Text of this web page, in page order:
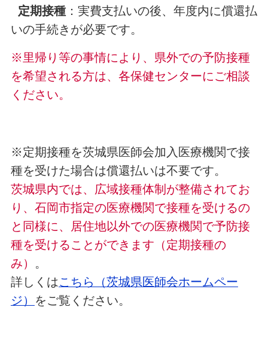
定期接種：実費支払いの後、年度内に償還払
いの手続きが必要です。
※里帰り等の事情により、県外での予防接種
を希望される方は、各保健センターにご相談
ください。
※定期接種を茨城県医師会加入医療機関で接
種を受けた場合は償還払いは不要です。
茨城県内では、広域接種体制が整備されてお
り、石岡市指定の医療機関で接種を受けるの
と同様に、居住地以外での医療機関で予防接
種を受けることができます（定期接種の
み） 。
詳しくはこちら（茨城県医師会ホームペー
ジ） をご覧ください。